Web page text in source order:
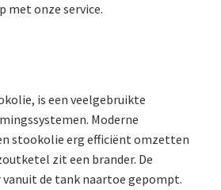
met onze service.
is een veelgebruikte
Moderne
stookolie erg efficiënt omzetten
zit een brander. De
de tank naartoe gepompt.